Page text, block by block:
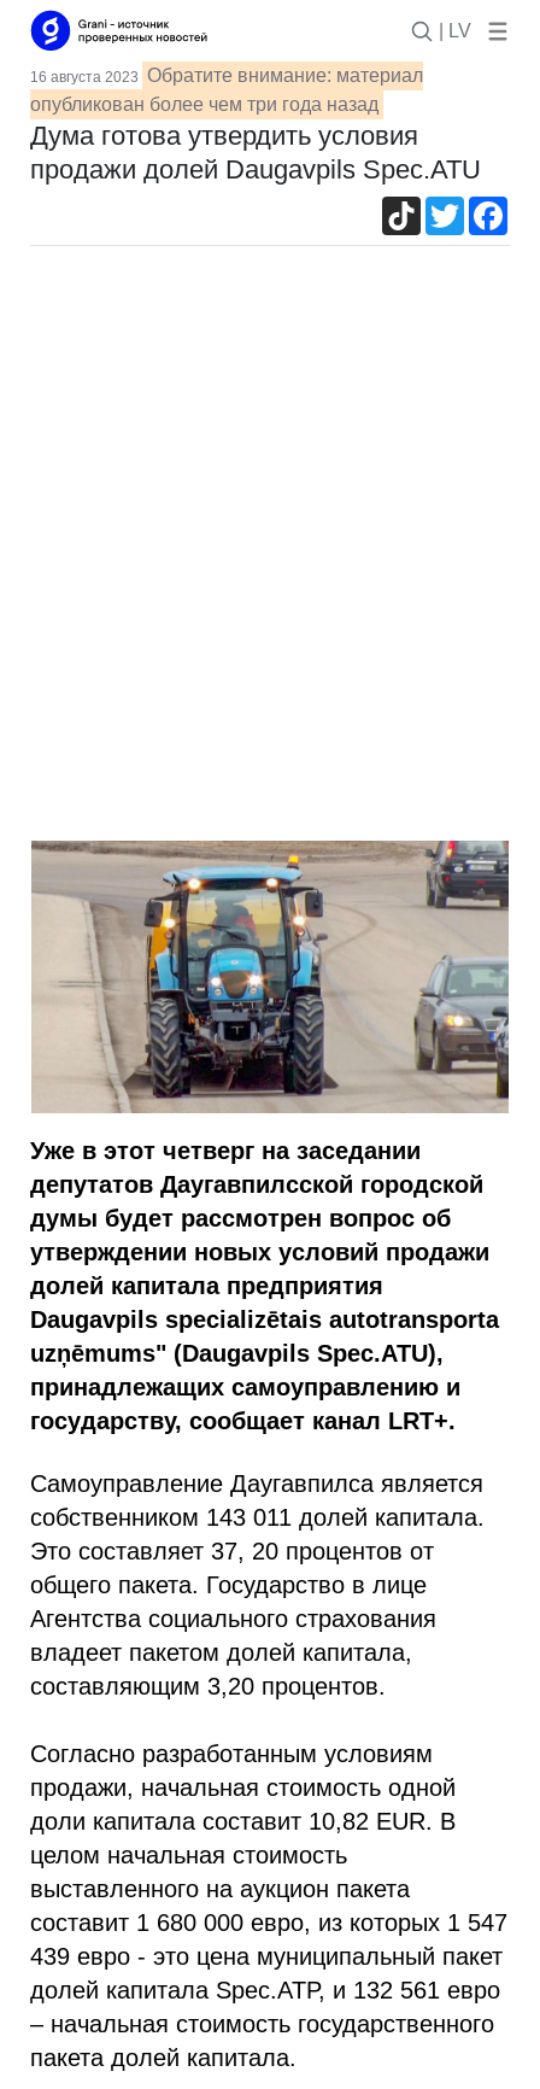
| LV
16 августа 2023 Обратите внимание: материал
опубликован более чем три года назад
Дума готова утвердить условия
продажи долей Daugavpils Spec.ATU
TikTokTwitter
Уже в этот четверг на заседании
депутатов Даугавпилсской городской
думы будет рассмотрен вопрос об
утверждении новых условий продажи
долей капитала предприятия
Daugavpils specializētais autotransporta
uzņēmums" (Daugavpils Spec.ATU),
принадлежащих самоуправлению и
государству, сообщает канал LRT+.
Самоуправление Даугавпилса является
собственником 143 011 долей капитала.
Это составляет 37, 20 процентов от
общего пакета. Государство в лице
Агентства социального страхования
владеет пакетом долей капитала,
составляющим 3,20 процентов.
Согласно разработанным условиям
продажи, начальная стоимость одной
доли капитала составит 10,82 EUR. В
целом начальная стоимость
выставленного на аукцион пакета
составит 1 680 000 евро, из которых 1 547
439 евро - это цена муниципальный пакет
долей капитала Spec.ATP, и 132 561 евро
– начальная стоимость государственного
пакета долей капитала.